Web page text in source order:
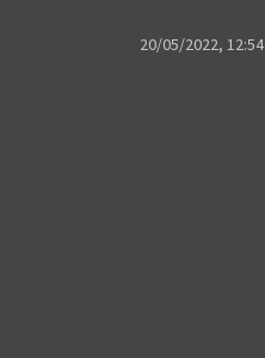
20/05/2022, 12:54